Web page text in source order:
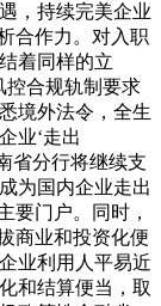
，持续完美企业
合作力。对入职
着同样的立
控合规轨制要求
境外法令，全生
业‘走出
省分行将继续支
为国内企业走出
要门户。同时，
商业和投资化便
业利用人平易近
和结算便当，取